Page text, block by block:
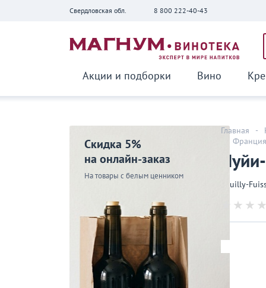
Свердловская обл. 8 800 222-40-43
Акции и подборки Вино
Скидка 5%
на онлайн-заказ
На товары с белым ценником
Главная -
Франция
Pouilly-